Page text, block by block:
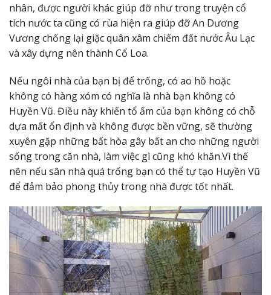
nhân, được người khác giúp đỡ như trong truyện cổ
tích nước ta cũng có rùa hiện ra giúp đỡ An Dương
Vương chống lại giặc quân xâm chiếm đất nước Âu Lạc
và xây dựng nên thành Cổ Loa.
Nếu ngôi nhà của bạn bị để trống, có ao hồ hoặc
không có hàng xóm có nghĩa là nhà bạn không có
Huyền Vũ. Điều này khiến tổ ấm của bạn không có chỗ
dựa mất ổn định và không được bền vững, sẽ thường
xuyên gặp những bất hòa gây bất an cho những người
sống trong căn nhà, làm việc gì cũng khó khăn.Vì thế
nên nếu sân nhà quá trống bạn có thể tự tạo Huyền Vũ
để đảm bảo phong thủy trong nhà được tốt nhất.